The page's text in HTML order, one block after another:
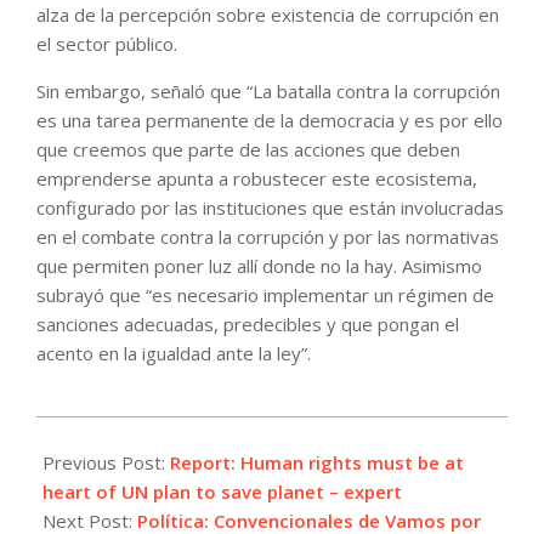
alza de la percepción sobre existencia de corrupción en
el sector público.
Sin embargo, señaló que “La batalla contra la corrupción
es una tarea permanente de la democracia y es por ello
que creemos que parte de las acciones que deben
emprenderse apunta a robustecer este ecosistema,
configurado por las instituciones que están involucradas
en el combate contra la corrupción y por las normativas
que permiten poner luz allí donde no la hay. Asimismo
subrayó que “es necesario implementar un régimen de
sanciones adecuadas, predecibles y que pongan el
acento en la igualdad ante la ley”.
08-
19
Previous Post: Report: Human rights must be at
heart of UN plan to save planet – expert
Next Post: Política: Convencionales de Vamos por